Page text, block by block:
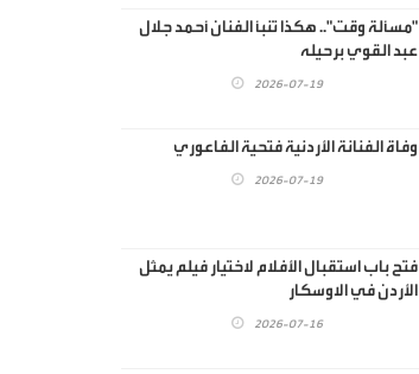
"مسألة وقت".. هكذا تنبأ الفنان أحمد جلال
عبد القوي برحيله
2026-07-19
وفاة الفنانة الأردنية فتحية الفاعوري
2026-07-19
فتح باب استقبال الأفلام لاختيار فيلم يمثل
الأردن في الاوسكار
2026-07-16